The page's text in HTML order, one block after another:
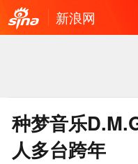
新浪网
种梦音乐
人多台跨年